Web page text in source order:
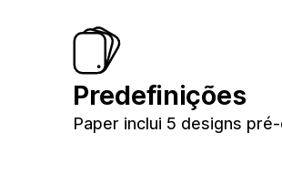
Predefinições
Paper inclui 5 designs